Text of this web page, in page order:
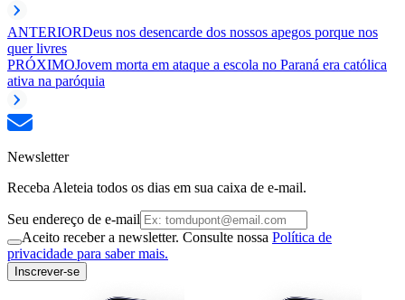
ANTERIORDeus nos desencarde dos nossos apegos porque nos
quer livres
PRÓXIMOJovem morta em ataque a escola no Paraná era católica
ativa na paróquia
Newsletter
Receba Aleteia todos os dias em sua caixa de e-mail.
Seu endereço de e-mail
Aceito receber a newsletter. Consulte nossa Política de
privacidade para saber mais.
Inscrever-se